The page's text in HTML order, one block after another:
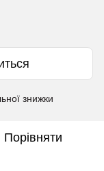
знижки
Порівняти